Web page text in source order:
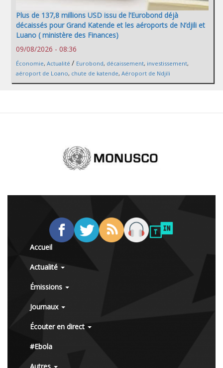
Plus de 137,8 millions USD issu de l’Eurobond déjà
décaissés pour Grand Katende et les aéroports de N’djili et
Luano ( ministère des Finances)
09/08/2026 - 08:36
Économie, Actualité / Eurobond, décaissement, investissement,
aéroport de Loano, chute de katende, Aéroport de Ndjili
Accueil
Actualité
Émissions
Journaux
Écouter en direct
#Ebola